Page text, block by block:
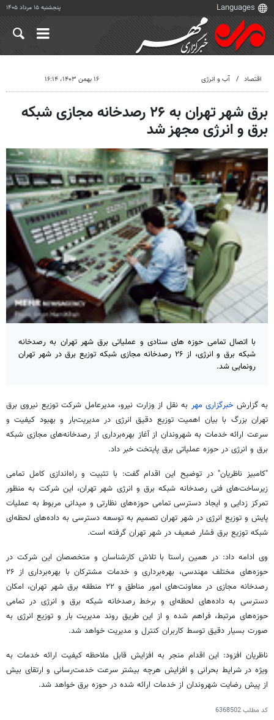
پنجشنبه ۱۵ مرداد ۱۴۰۵
اقتصاد آب و انرژی ۱۶ بهمن ۱۴۰۳، ۱۶:۱۴
برق شهر تهران به ۲۶ رصدخانه مجازی شبکه
برق و انرژی مجهز شد
با اتصال تمامی حوزه های ستادی و عملیاتی برق شهر تهران به رصدخانه
شبکه برق و انرژی، از ۲۶ رصدخانه مجازی شبکه توزیع برق در شهر تهران
رونمایی شد.
به گزارش خبرگزاری مهر به نقل از وزارت نیرو، مدیرعامل شرکت توزیع نیروی برق
تهران بزرگ با بیان اهمیت توزیع دقیق انرژی در مدیریت‌بار و بهبود کیفیت و
سرعت ارائه خدمات به شهروندان از آغاز بهره‌برداری از رصدخانه‌های مجازی شبکه
برق و انرژی در حوزه عملیاتی برق پایتخت خبر داد.
"کامبیز ناظریان" در توضیح این اقدام گفت: با تثبیت و راه‌اندازی کامل تمامی
زیرساخت‌های فنی رصدخانه شبکه برق و انرژی شهر تهران، این شرکت به منظور
تمرکز زدایی و ایجاد دسترسی تمامی حوزه‌های نظارتی و میدانی مربوط به عملیات
پایش و توزیع انرژی در شهر تهران تصمیم به توسعه دسترسی به داده‌های لحظه‌ای
شبکه توزیع برق فشار ضعیف در شهر تهران گرفته است.
وی ادامه داد: در همین راستا با تلاش کارشناسان و متخصصان این شرکت در
حوزه‌های مختلف مهندسی، بهره‌برداری و خدمات مشترکان با بهره‌برداری از ۲۶
رصدخانه مجازی در معاونت‌های امور مناطق و ۲۲ منطقه برق شهر تهران، امکان
دسترسی به داده‌های لحظه‌ای و برخط رصدخانه شبکه برق و انرژی در تمامی
حوزه‌های مرتبط، فراهم شده و از این طریق روند مدیریت بار و توزیع انرژی به
صورت بسیار دقیق توسط کاربران کنترل و مدیریت خواهد شد.
ناظریان افزود: این اقدام منجر به افزایش قابل ملاحظه کیفیت ارائه خدمات به
ویژه در شرایط بحرانی و افزایش هرچه بیشتر سرعت خدمت‌رسانی و ارتقای بیش
از پیش رضایت شهروندان از خدمات ارائه شده در حوزه برق خواهد شد.
کد مطلب6368502